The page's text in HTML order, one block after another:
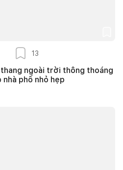
13
ngoài trời thông thoáng
phố nhỏ hẹp